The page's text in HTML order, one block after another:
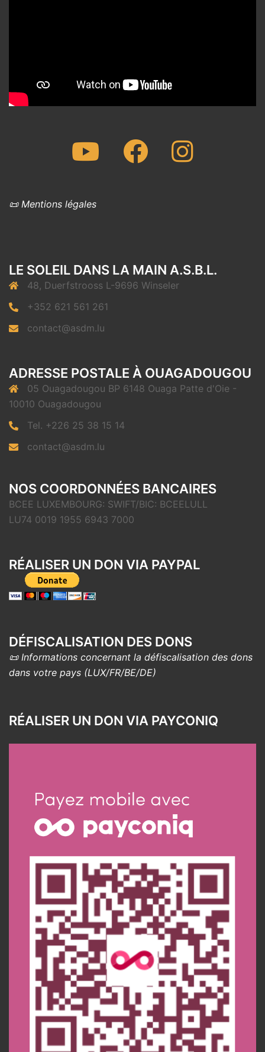
Youtube Facebook
📜 Mentions légales
LE SOLEIL DANS LA MAIN A.S.B.L.
48, Duerfstrooss L-9696 Winseler
+352 621 561 261
contact@asdm.lu
ADRESSE POSTALE À OUAGADOUGOU
05 Ouagadougou BP 6148 Ouaga Patte d'Oie -
10010 Ouagadougou
Tel. +226 25 38 15 14
contact@asdm.lu
NOS COORDONNÉES BANCAIRES
BCEE LUXEMBOURG: SWIFT/BIC: BCEELULL
LU74 0019 1955 6943 7000
RÉALISER UN DON VIA PAYPAL
DÉFISCALISATION DES DONS
📜 Informations concernant la défiscalisation des dons
dans votre pays (LUX/FR/BE/DE)
RÉALISER UN DON VIA PAYCONIQ